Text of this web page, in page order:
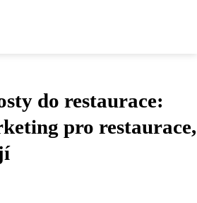
do restaurace:
pro restaurace,